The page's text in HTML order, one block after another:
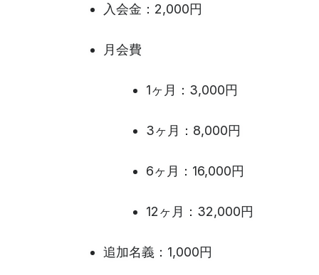
入会金：2,000円
月会費
1ヶ月：3,000円
3ヶ月：8,000円
6ヶ月：16,000円
12ヶ月：32,000円
追加名義：1,000円